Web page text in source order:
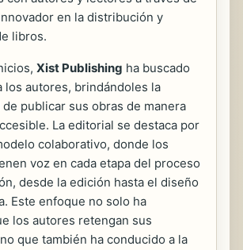
en la distribución y
libros.
Xist Publishing ha buscado
los autores, brindándoles la
publicar sus obras de manera
La editorial se destaca por
colaborativo, donde los
voz en cada etapa del proceso
desde la edición hasta el diseño
Este enfoque no solo ha
los autores retengan sus
que también ha conducido a la